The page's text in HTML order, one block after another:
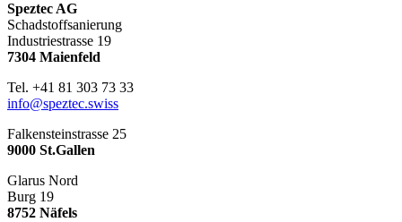
Speztec AG
Schadstoffsanierung
Industriestrasse 19
7304 Maienfeld
Tel. +41 81 303 73 33
info@speztec.swiss
Falkensteinstrasse 25
9000 St.Gallen
Glarus Nord
Burg 19
8752 Näfels